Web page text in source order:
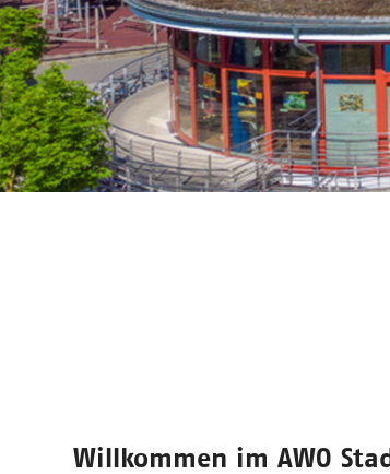
Willkommen imAWO